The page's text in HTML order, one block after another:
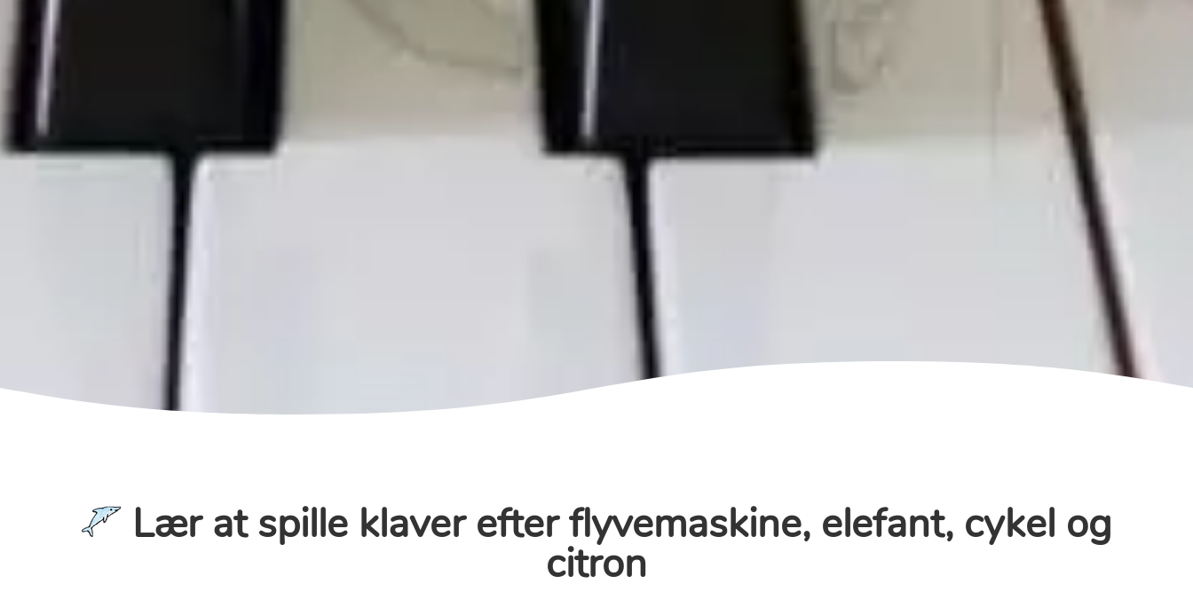
Lær at spille klaver efter flyvemaskine, elefant, cykel og
citron